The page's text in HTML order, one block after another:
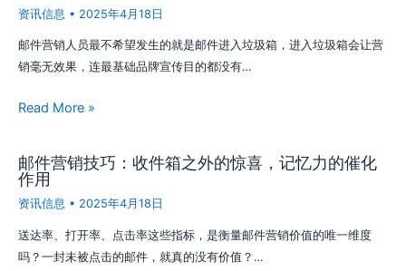
资讯信息 • 2025年4月18日
邮件营销人员最不希望发生的就是邮件进入垃圾箱，进入垃圾箱会让营
销毫无效果，连最基础品牌宣传目的都没有…
Read More »
邮件营销技巧：收件箱之外的惊喜，记忆力的催化
作用
资讯信息 • 2025年4月18日
送达率、打开率、点击率这些指标，是衡量邮件营销价值的唯一维度
吗？一封未被点击的邮件，就真的没有价值？…